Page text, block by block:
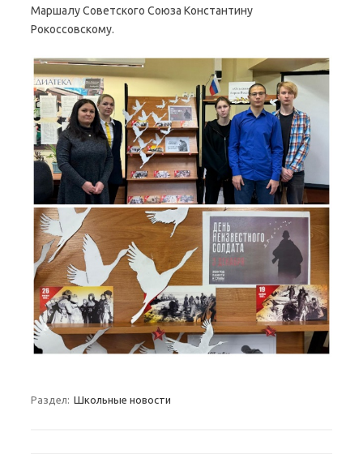
Маршалу Советского Союза Константину
Рокоссовскому.
Раздел: Школьные новости